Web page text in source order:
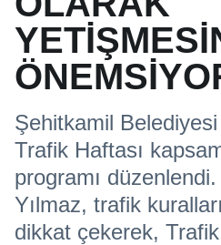
Şehitkamil
Trafik Haftası
programı
Yılmaz, trafik
dikkat çekerek,